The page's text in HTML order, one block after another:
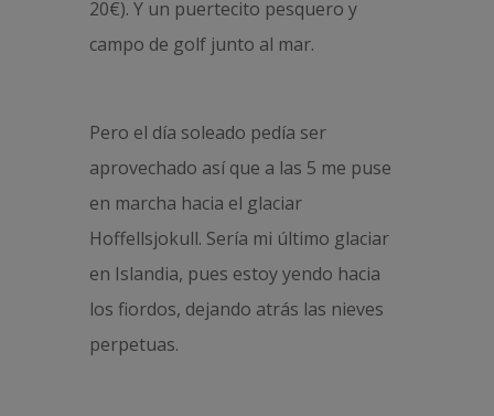
20€). Y un puertecito pesquero y
campo de golf junto al mar.
Pero el día soleado pedía ser
aprovechado así que a las 5 me puse
en marcha hacia el glaciar
Hoffellsjokull. Sería mi último glaciar
en Islandia, pues estoy yendo hacia
los fiordos, dejando atrás las nieves
perpetuas.